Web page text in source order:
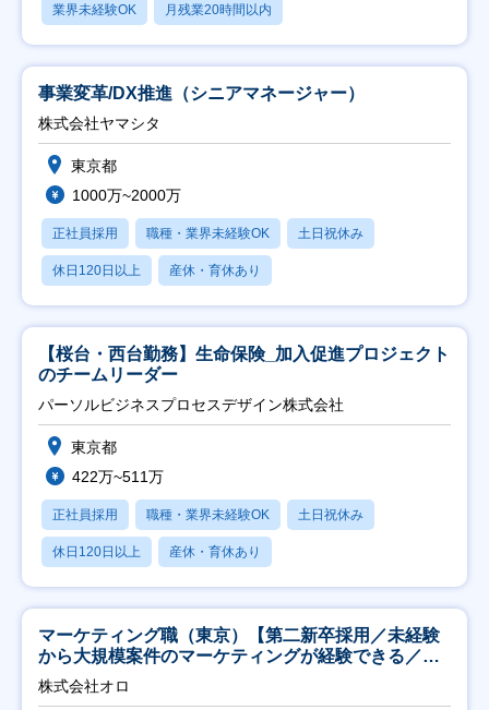
業界未経験OK 月残業20時間以内
事業変革/DX推進（シニアマネージャー）
株式会社ヤマシタ
東京都
1000万~2000万
正社員採用 職種・業界未経験OK 土日祝休み
休日120日以上 産休・育休あり
【桜台・西台勤務】生命保険_加入促進プロジェクト
のチームリーダー
パーソルビジネスプロセスデザイン株式会社
東京都
422万~511万
正社員採用 職種・業界未経験OK 土日祝休み
休日120日以上 産休・育休あり
マーケティング職（東京）【第二新卒採用／未経験
から大規模案件のマーケティングが経験できる／研
修充実】
株式会社オロ